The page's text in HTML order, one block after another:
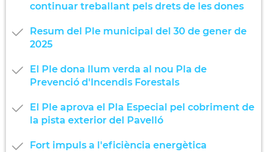
continuar treballant pels drets de les dones
Resum del Ple municipal del 30 de gener de
2025
El Ple dona llum verda al nou Pla de
Prevenció d'Incendis Forestals
El Ple aprova el Pla Especial pel cobriment de
la pista exterior del Pavelló
Fort impuls a l'eficiència energètica